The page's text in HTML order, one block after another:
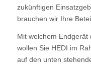
zukünftigen
brauchen wir Ihre
Mit welchem Endgerät
wollen Sie HEDI im
auf den unten